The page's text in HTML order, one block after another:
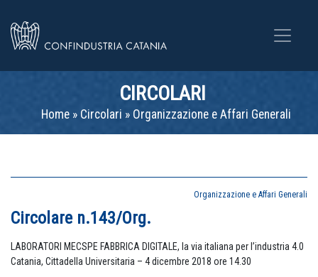
CIRCOLARI
Home » Circolari » Organizzazione e Affari Generali
Organizzazione e Affari Generali
Circolare n.143/Org.
LABORATORI MECSPE FABBRICA DIGITALE, la via italiana per l’industria 4.0
Catania, Cittadella Universitaria – 4 dicembre 2018 ore 14.30